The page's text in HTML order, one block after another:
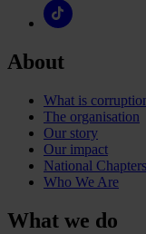
About
What is
The organisation
Our story
Our impact
National Chapters
Who We Are
What we do